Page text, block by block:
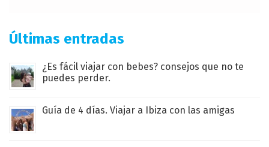
Últimas entradas
¿Es fácil viajar con bebes? consejos que no te
puedes perder.
Guía de 4 días. Viajar a Ibiza con las amigas